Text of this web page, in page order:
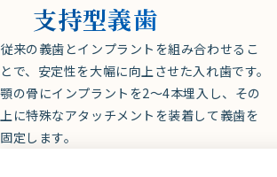
支持型義歯
従来の義歯とインプラントを組み合わせるこ
とで、安定性を大幅に向上させた入れ歯です。
顎の骨にインプラントを2〜4本埋入し、その
上に特殊なアタッチメントを装着して義歯を
固定します。